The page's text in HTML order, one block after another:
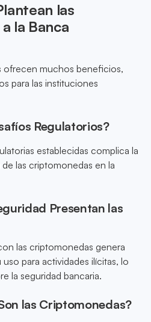
las
la Banca
ofrecen muchos beneficios,
para las instituciones
Regulatorios?
establecidas complica la
las criptomonedas en la
Presentan las
las criptomonedas genera
para actividades ilícitas, lo
la seguridad bancaria.
las Criptomonedas?